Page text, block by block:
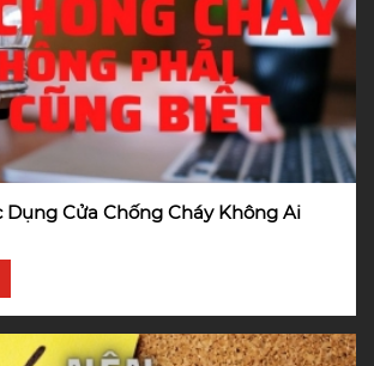
Dụng Cửa Chống Cháy Không Ai